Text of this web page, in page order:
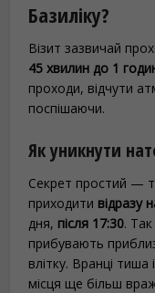
Базиліку?
Візит зазвичай
45 хвилин до 1
проходи, відчути
поспішаючи.
Як уникнути
Секрет простий —
приходити відразу
дня, після 17:30.
прибувають
влітку. Вранці
місця ще більш